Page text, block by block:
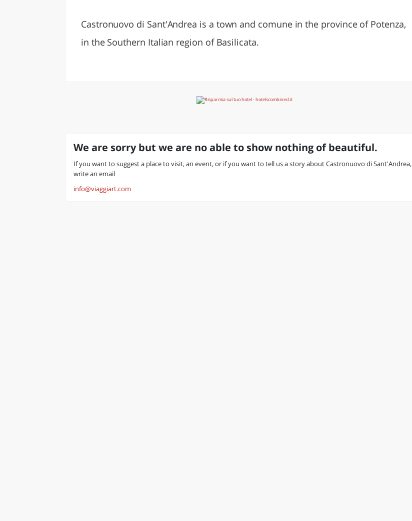
Castronuovo di Sant'Andrea is a town and comune in the province of Potenza,
in the Southern Italian region of Basilicata.
We are sorry but we are no able to show nothing of beautiful.
If you want to suggest a place to visit, an event, or if you want to tell us a story about Castronuovo di Sant'Andrea,
write an email
info@viaggiart.com